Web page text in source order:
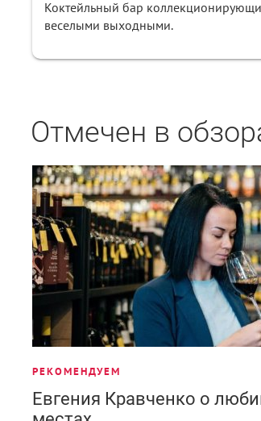
Коктейльный бар
веселыми выходными.
Отмечен в
РЕКОМЕНДУЕМ
Евгения Кравченко о